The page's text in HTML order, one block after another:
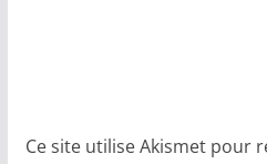
Ce site utilise Akismet pour